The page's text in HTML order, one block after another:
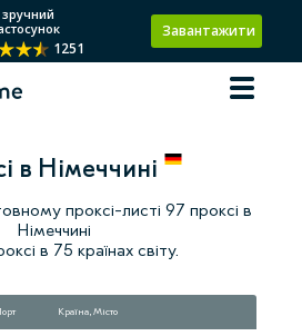
1251
Завантажити
в Німеччині
проксі-листі 97 проксі в
Німеччині
в 75 країнах світу.
Країна, Місто